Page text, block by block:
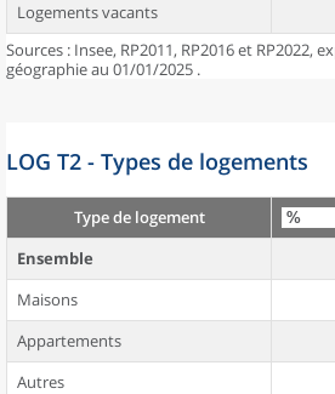
Logements vacants
Sources : Insee, RP2011, RP2016 et RP2022,
géographie au 01/01/2025 .
LOG T2 - Types de logements
Type de logement
Ensemble
Maisons
Appartements
Autres